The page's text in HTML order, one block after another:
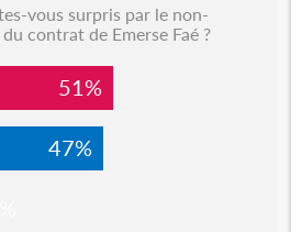
vous surpris par le non-
contrat de Emerse Faé ?
51%
47%